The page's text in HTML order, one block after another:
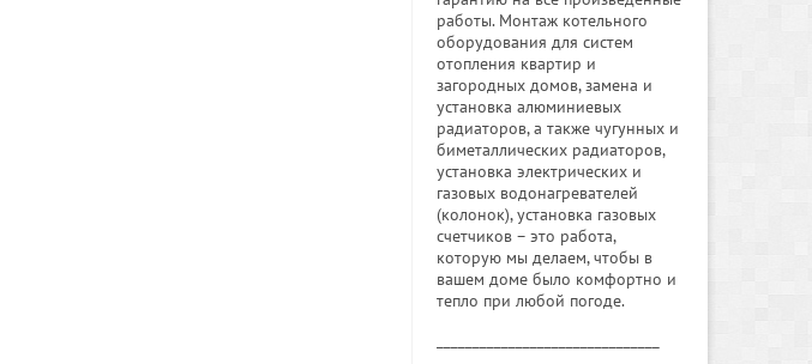
работы. Монтаж котельного
оборудования для систем
отопления квартир и
загородных домов, замена и
установка алюминиевых
радиаторов, а также чугунных и
биметаллических радиаторов,
установка электрических и
газовых водонагревателей
(колонок), установка газовых
счетчиков – это работа,
которую мы делаем, чтобы в
вашем доме было комфортно и
тепло при любой погоде.